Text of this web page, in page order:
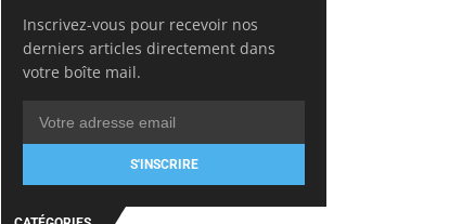
Inscrivez-vous pour recevoir nos
derniers articles directement dans
votre boîte mail.
S'INSCRIRE